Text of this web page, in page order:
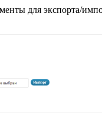
для экспорта/